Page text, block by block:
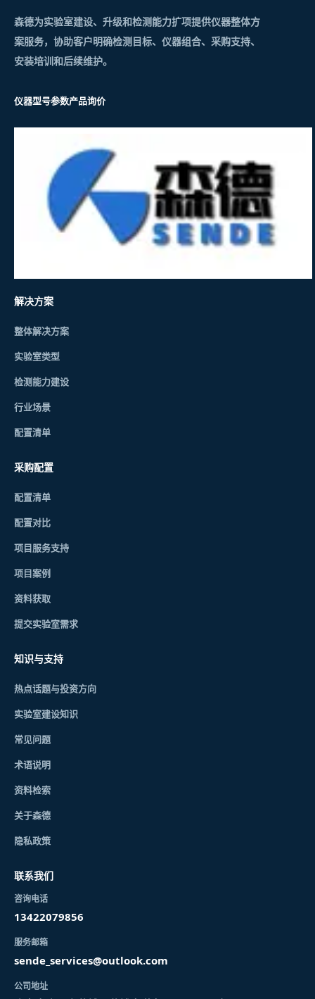
森德为实验室建设、升级和检测能力扩项提供仪器整体方
案服务，协助客户明确检测目标、仪器组合、采购支持、
安装培训和后续维护。
仪器型号参数产品询价
解决方案
整体解决方案
实验室类型
检测能力建设
行业场景
配置清单
采购配置
配置清单
配置对比
项目服务支持
项目案例
资料获取
提交实验室需求
知识与支持
热点话题与投资方向
实验室建设知识
常见问题
术语说明
资料检索
关于森德
隐私政策
联系我们
咨询电话
13422079856
服务邮箱
sende_services@outlook.com
公司地址